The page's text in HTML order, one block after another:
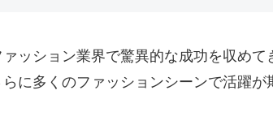
ッション業界で驚異的な成功を収め
に多くのファッションシーンで活躍が